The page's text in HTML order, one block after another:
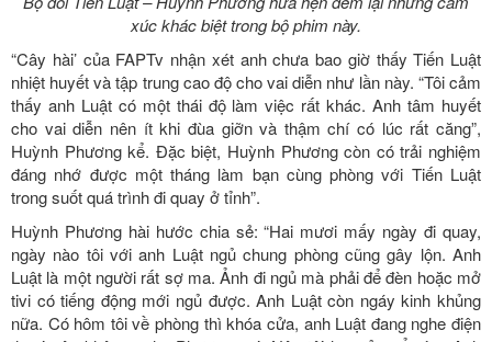
xúc khác biệt trong bộ phim này.
“Cây hài’ của FAPTv nhận xét anh chưa bao giờ thấy Tiến Luật
nhiệt huyết và tập trung cao độ cho vai diễn như lần này. “Tôi cảm
thấy anh Luật có một thái độ làm việc rất khác. Anh tâm huyết
cho vai diễn nên ít khi đùa giỡn và thậm chí có lúc rất căng”,
Huỳnh Phương kể. Đặc biệt, Huỳnh Phương còn có trải nghiệm
đáng nhớ được một tháng làm bạn cùng phòng với Tiến Luật
trong suốt quá trình đi quay ở tỉnh”.
Huỳnh Phương hài hước chia sẻ: “Hai mươi mấy ngày đi quay,
ngày nào tôi với anh Luật ngủ chung phòng cũng gây lộn. Anh
Luật là một người rất sợ ma. Ảnh đi ngủ mà phải để đèn hoặc mở
tivi có tiếng động mới ngủ được. Anh Luật còn ngáy kinh khủng
nữa. Có hôm tôi về phòng thì khóa cửa, anh Luật đang nghe điện